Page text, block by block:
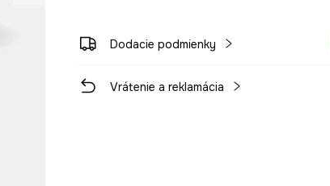
Dodacie podmienky
Vrátenie a reklamácia